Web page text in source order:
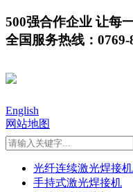
500强合作企业 让每
全国服务热线：0769-
English
网站地图
光纤连续激光焊接机
手持式激光焊接机